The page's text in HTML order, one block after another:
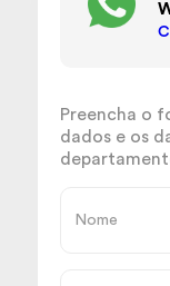
Preencha o
dados e os